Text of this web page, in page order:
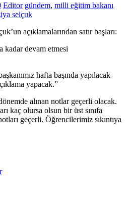
Editor gündem, milli eğitim bakanı
selçuk
açıklamalarından satır başları:
kadar devam etmesi
hafta başında yapılacak
yapacak.”
alınan notlar geçerli olacak.
kaç olursa olsun bir üst sınıfa
geçerli. Öğrencilerimiz sıkıntıya